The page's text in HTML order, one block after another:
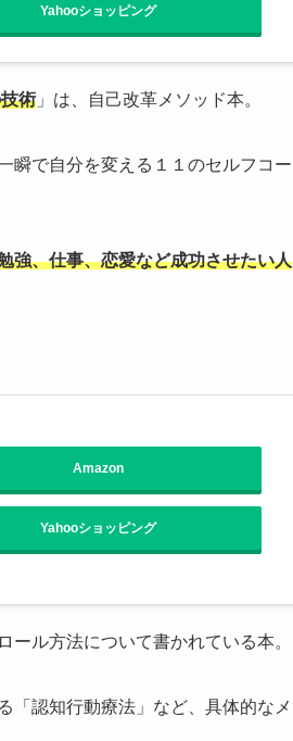
Yahooショッピング
術 」は、自己改革メソッド本。
瞬で自分を変える１１のセルフコー
強、仕事、恋愛など成功させたい人
Amazon
Yahooショッピング
ル方法について書かれている本。
「認知行動療法」など、具体的なメ